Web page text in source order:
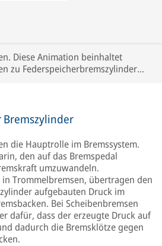
Diese Animation beinhaltet
zu Federspeicherbremszylinder
die Hauptrolle im Bremssystem.
den auf das Bremspedal
umzuwandeln.
in Trommelbremsen, übertragen den
aufgebauten Druck im
Bei Scheibenbremsen
dafür, dass der erzeugte Druck auf
dadurch die Bremsklötze gegen